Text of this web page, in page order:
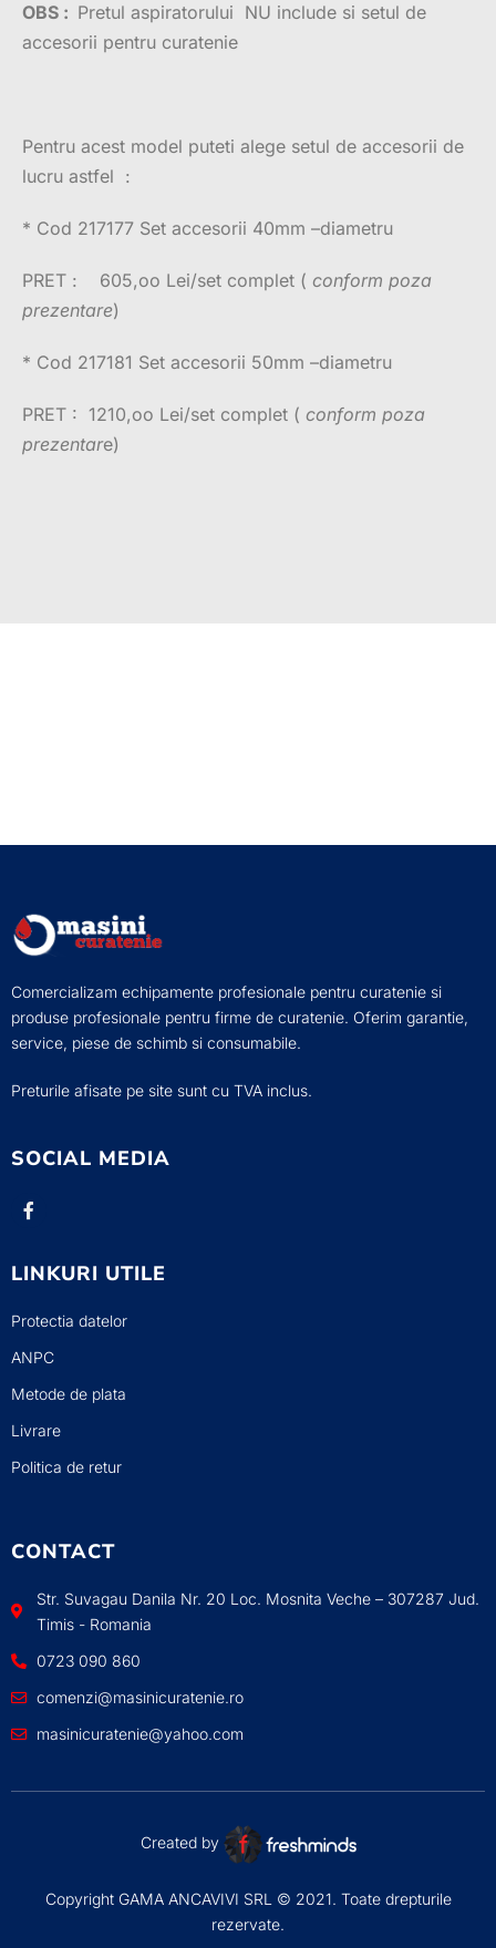
OBS : Pretul aspiratorului NU include si setul de
accesorii pentru curatenie
Pentru acest model puteti alege setul de accesorii de
lucru astfel :
* Cod 217177 Set accesorii 40mm –diametru
PRET : 605,oo Lei/set complet ( conform poza
prezentare)
* Cod 217181 Set accesorii 50mm –diametru
PRET : 1210,oo Lei/set complet ( conform poza
prezentare)
Comercializam echipamente profesionale pentru curatenie si
produse profesionale pentru firme de curatenie. Oferim garantie,
service, piese de schimb si consumabile.
Preturile afisate pe site sunt cu TVA inclus.
SOCIAL MEDIA
LINKURI UTILE
Protectia datelor
ANPC
Metode de plata
Livrare
Politica de retur
CONTACT
Str. Suvagau Danila Nr. 20 Loc. Mosnita Veche – 307287 Jud.
Timis - Romania
0723 090 860
comenzi@masinicuratenie.ro
masinicuratenie@yahoo.com
Created by
Copyright GAMA ANCAVIVI SRL © 2021. Toate drepturile
rezervate.